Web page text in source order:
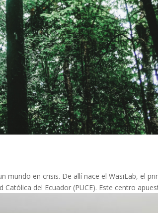
en crisis. De allí nace el WasiLab, el
del Ecuador (PUCE). Este centro